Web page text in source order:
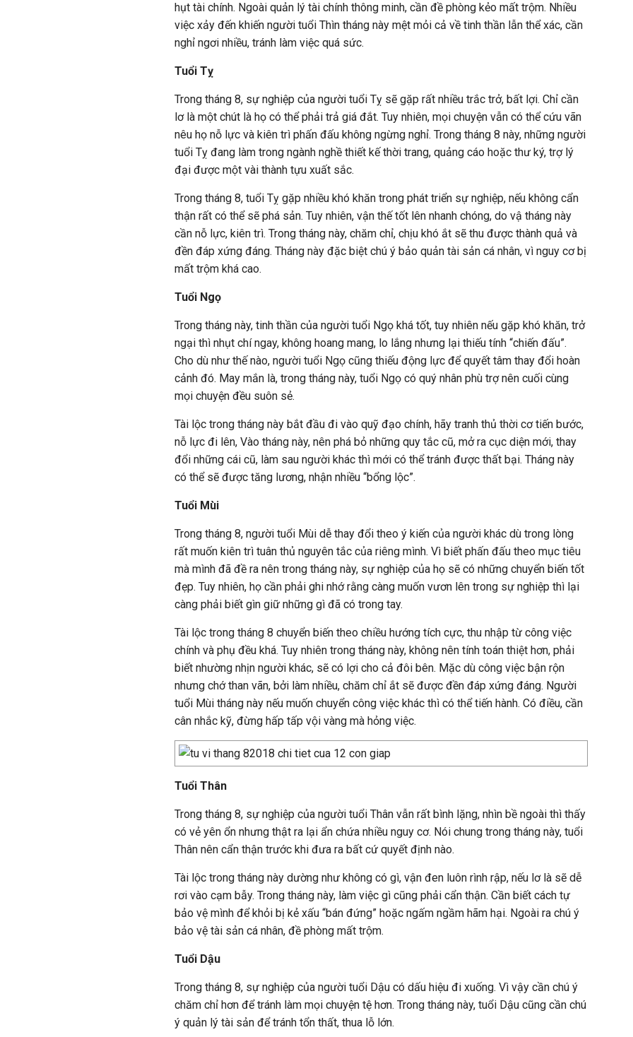
hụt tài chính. Ngoài quản lý tài chính thông minh, cần đề phòng kẻo mất trộm. Nhiều
việc xảy đến khiến người tuổi Thìn tháng này mệt mỏi cả về tinh thần lẫn thể xác, cần
nghỉ ngơi nhiều, tránh làm việc quá sức.
Tuổi Tỵ
Trong tháng 8, sự nghiệp của người tuổi Tỵ sẽ gặp rất nhiều trắc trở, bất lợi. Chỉ cần
lơ là một chút là họ có thể phải trả giá đắt. Tuy nhiên, mọi chuyện vẫn có thể cứu vãn
nêu họ nỗ lực và kiên trì phấn đấu không ngừng nghỉ. Trong tháng 8 này, những người
tuổi Tỵ đang làm trong ngành nghề thiết kế thời trang, quảng cáo hoặc thư ký, trợ lý
đại được một vài thành tựu xuất sắc.
Trong tháng 8, tuổi Tỵ gặp nhiều khó khăn trong phát triển sự nghiệp, nếu không cẩn
thận rất có thể sẽ phá sản. Tuy nhiên, vận thế tốt lên nhanh chóng, do vậ tháng này
cần nỗ lực, kiên trì. Trong tháng này, chăm chỉ, chịu khó ắt sẽ thu được thành quả và
đền đáp xứng đáng. Tháng này đặc biệt chú ý bảo quản tài sản cá nhân, vì nguy cơ bị
mất trộm khá cao.
Tuổi Ngọ
Trong tháng này, tinh thần của người tuổi Ngọ khá tốt, tuy nhiên nếu gặp khó khăn, trở
ngại thì nhụt chí ngay, không hoang mang, lo lắng nhưng lại thiếu tính “chiến đấu”.
Cho dù như thế nào, người tuổi Ngọ cũng thiếu động lực để quyết tâm thay đổi hoàn
cảnh đó. May mắn là, trong tháng này, tuổi Ngọ có quý nhân phù trợ nên cuối cùng
mọi chuyện đều suôn sẻ.
Tài lộc trong tháng này bắt đầu đi vào quỹ đạo chính, hãy tranh thủ thời cơ tiến bước,
nỗ lực đi lên, Vào tháng này, nên phá bỏ những quy tắc cũ, mở ra cục diện mới, thay
đổi những cái cũ, làm sau người khác thì mới có thể tránh được thất bại. Tháng này
có thể sẽ được tăng lương, nhận nhiều “bổng lộc”.
Tuổi Mùi
Trong tháng 8, người tuổi Mùi dễ thay đổi theo ý kiến của người khác dù trong lòng
rất muốn kiên trì tuân thủ nguyên tắc của riêng mình. Vì biết phấn đấu theo mục tiêu
mà mình đã đề ra nên trong tháng này, sự nghiệp của họ sẽ có những chuyển biến tốt
đẹp. Tuy nhiên, họ cần phải ghi nhớ rằng càng muốn vươn lên trong sự nghiệp thì lại
càng phải biết gìn giữ những gì đã có trong tay.
Tài lộc trong tháng 8 chuyển biến theo chiều hướng tích cực, thu nhập từ công việc
chính và phụ đều khá. Tuy nhiên trong tháng này, không nên tính toán thiệt hơn, phải
biết nhường nhịn người khác, sẽ có lợi cho cả đôi bên. Mặc dù công việc bận rộn
nhưng chớ than vãn, bởi làm nhiều, chăm chỉ ắt sẽ được đền đáp xứng đáng. Người
tuổi Mùi tháng này nếu muốn chuyển công việc khác thì có thể tiến hành. Có điều, cần
cân nhắc kỹ, đừng hấp tấp vội vàng mà hỏng việc.
Tuổi Thân
Trong tháng 8, sự nghiệp của người tuổi Thân vẫn rất bình lặng, nhìn bề ngoài thì thấy
có vẻ yên ổn nhưng thật ra lại ẩn chứa nhiều nguy cơ. Nói chung trong tháng này, tuổi
Thân nên cẩn thận trước khi đưa ra bất cứ quyết định nào.
Tài lộc trong tháng này dường như không có gì, vận đen luôn rình rập, nếu lơ là sẽ dễ
rơi vào cạm bẫy. Trong tháng này, làm việc gì cũng phải cẩn thận. Cần biết cách tự
bảo vệ mình để khỏi bị kẻ xấu “bán đứng” hoặc ngấm ngầm hãm hại. Ngoài ra chú ý
bảo vệ tài sản cá nhân, đề phòng mất trộm.
Tuổi Dậu
Trong tháng 8, sự nghiệp của người tuổi Dậu có dấu hiệu đi xuống. Vì vậy cần chú ý
chăm chỉ hơn để tránh làm mọi chuyện tệ hơn. Trong tháng này, tuổi Dậu cũng cần chú
ý quản lý tài sản để tránh tổn thất, thua lỗ lớn.